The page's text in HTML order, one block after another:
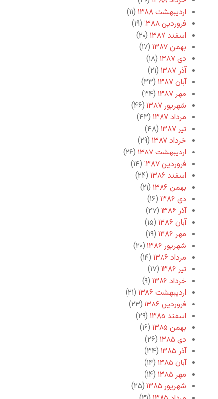
اردیبهشت ۱۳۸۸
(۱۱)
فروردین ۱۳۸۸
(۱۹)
اسفند ۱۳۸۷
(۲۰)
بهمن ۱۳۸۷
(۱۷)
دی ۱۳۸۷
(۱۸)
آذر ۱۳۸۷
(۲۱)
آبان ۱۳۸۷
(۳۳)
مهر ۱۳۸۷
(۳۴)
شهریور ۱۳۸۷
(۴۶)
مرداد ۱۳۸۷
(۴۳)
تیر ۱۳۸۷
(۴۸)
خرداد ۱۳۸۷
(۲۹)
اردیبهشت ۱۳۸۷
(۲۶)
فروردین ۱۳۸۷
(۱۴)
اسفند ۱۳۸۶
(۲۴)
بهمن ۱۳۸۶
(۲۱)
دی ۱۳۸۶
(۱۶)
آذر ۱۳۸۶
(۲۷)
آبان ۱۳۸۶
(۱۵)
مهر ۱۳۸۶
(۱۹)
شهریور ۱۳۸۶
(۲۰)
مرداد ۱۳۸۶
(۱۴)
تیر ۱۳۸۶
(۱۷)
خرداد ۱۳۸۶
(۹)
اردیبهشت ۱۳۸۶
(۲۱)
فروردین ۱۳۸۶
(۲۳)
اسفند ۱۳۸۵
(۲۹)
بهمن ۱۳۸۵
(۱۶)
دی ۱۳۸۵
(۲۶)
آذر ۱۳۸۵
(۳۴)
آبان ۱۳۸۵
(۱۴)
مهر ۱۳۸۵
(۱۴)
شهریور ۱۳۸۵
(۲۵)